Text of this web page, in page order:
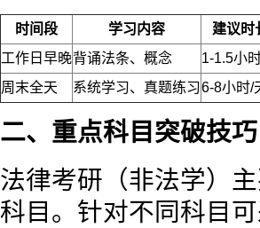
时间段 学习内容
建议时
工作日早晚背诵法条、概念
1-1.5小
周末全天
系统学习、真题练习6-8小时/
二、重点科目突破技巧
法律考研（非法学）
科目。针对不同科目